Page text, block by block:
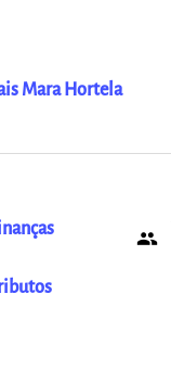
Mara Hortela
people